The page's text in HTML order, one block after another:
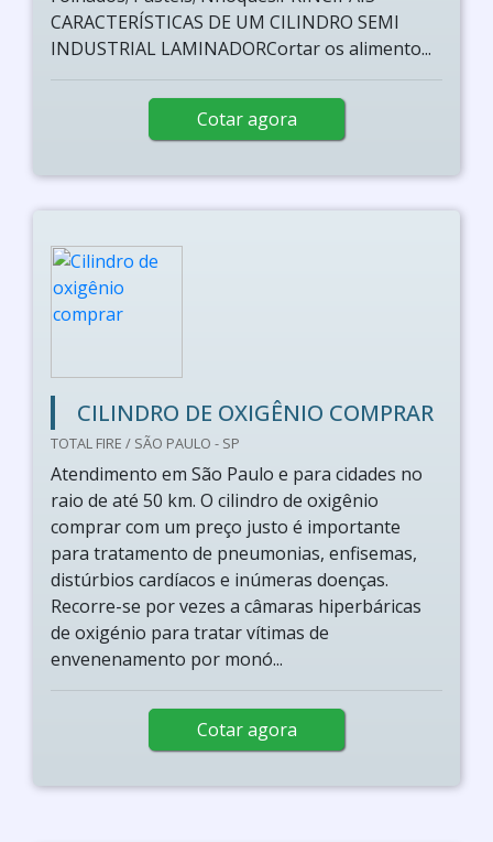
CARACTERÍSTICAS DE UM CILINDRO SEMI
INDUSTRIAL LAMINADORCortar os alimento...
Cotar agora
CILINDRO DE OXIGÊNIO COMPRAR
TOTAL FIRE / SÃO PAULO - SP
Atendimento em São Paulo e para cidades no
raio de até 50 km. O cilindro de oxigênio
comprar com um preço justo é importante
para tratamento de pneumonias, enfisemas,
distúrbios cardíacos e inúmeras doenças.
Recorre-se por vezes a câmaras hiperbáricas
de oxigénio para tratar vítimas de
envenenamento por monó...
Cotar agora